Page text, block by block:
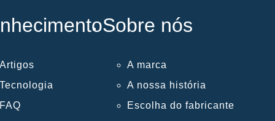
Artigos
Tecnologia
FAQ
Sobre nós
A marca
A nossa história
Escolha do fabricante